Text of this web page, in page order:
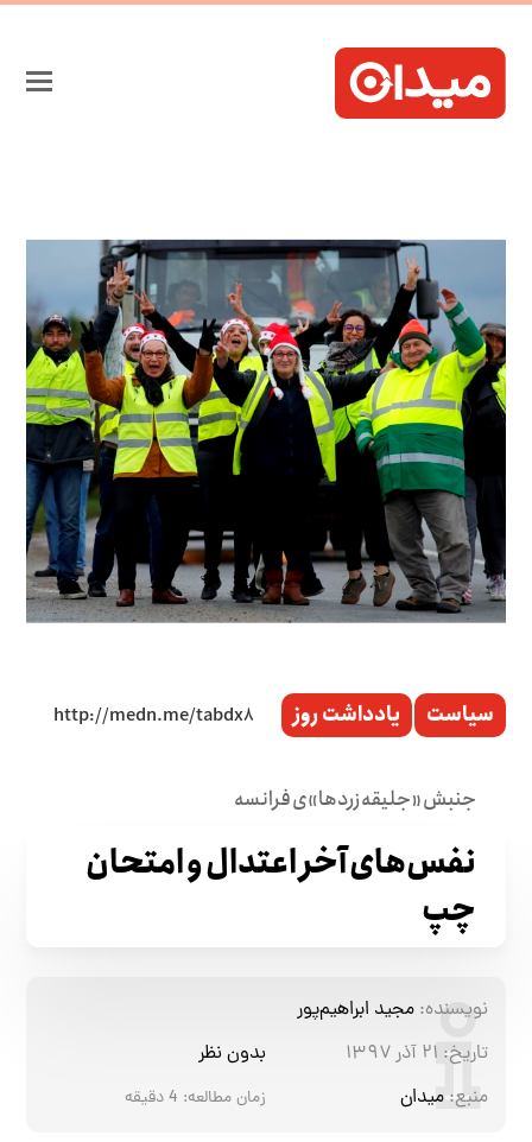
سیاست یادداشت روز
جنبش «جلیقه زردها»ی فرانسه
نفس‌های آخر اعتدال و امتحان
چپ
نویسنده: مجید ابراهیم‌پور
تاریخ: ۲۱ آذر ۱۳۹۷
بدون نظر
منبع: میدان زمان مطالعه: 4دقیقه